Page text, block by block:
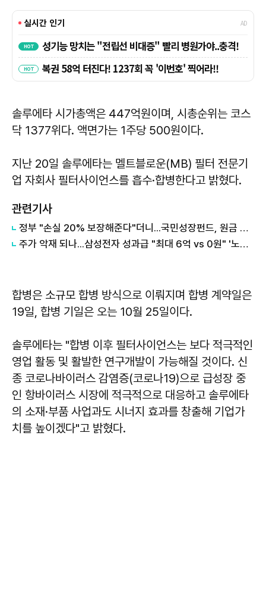
솔루에타 시가총액은 447억원이며, 시총순위는 코스
닥 1377위다. 액면가는 1주당 500원이다.
지난 20일 솔루에타는 멜트블로운(MB) 필터 전문기
업 자회사 필터사이언스를 흡수·합병한다고 밝혔다.
관련기사
정부 "손실 20% 보장해준다"더니...국민성장펀드, 원금 손실 시작됐다
주가 악재 되나...삼성전자 성과급 "최대 6억 vs 0원" '노노갈등' 터진 이유
합병은 소규모 합병 방식으로 이뤄지며 합병 계약일은
19일, 합병 기일은 오는 10월 25일이다.
솔루에타는 "합병 이후 필터사이언스는 보다 적극적인
영업 활동 및 활발한 연구개발이 가능해질 것이다. 신
종 코로나바이러스 감염증(코로나19)으로 급성장 중
인 항바이러스 시장에 적극적으로 대응하고 솔루에타
의 소재·부품 사업과도 시너지 효과를 창출해 기업가
치를 높이겠다"고 밝혔다.